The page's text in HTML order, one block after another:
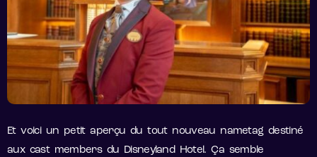
Et voici un petit aperçu du tout nouveau nametag destiné
aux cast members du Disneyland Hotel. Ça semble